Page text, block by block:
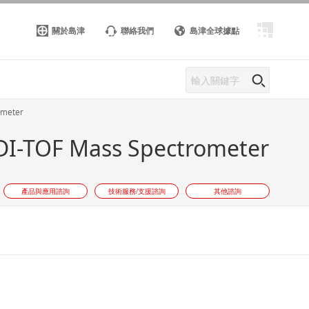
關於島津 聯絡我們 島津全球據點
TOF Mass Spectrometer
產品與應用諮詢 技術服務/支援諮詢 其他諮詢